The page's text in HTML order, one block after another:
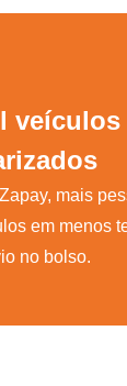
veículos
mais
em menos
no bolso.